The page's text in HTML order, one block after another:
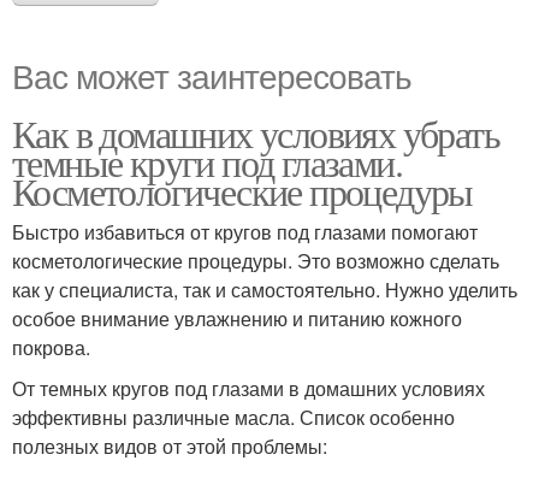
Вас может заинтересовать
Как в домашних условиях убрать
темные круги под глазами.
Косметологические процедуры
Быстро избавиться от кругов под глазами помогают
косметологические процедуры. Это возможно сделать
как у специалиста, так и самостоятельно. Нужно уделить
особое внимание увлажнению и питанию кожного
покрова.
От темных кругов под глазами в домашних условиях
эффективны различные масла. Список особенно
полезных видов от этой проблемы: